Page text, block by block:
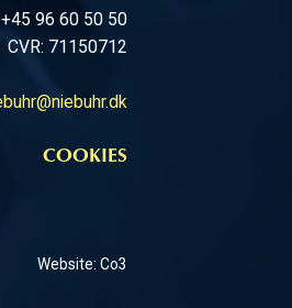
+45 96 60 50 50
CVR: 71150712
COOKIES
Website: Co3